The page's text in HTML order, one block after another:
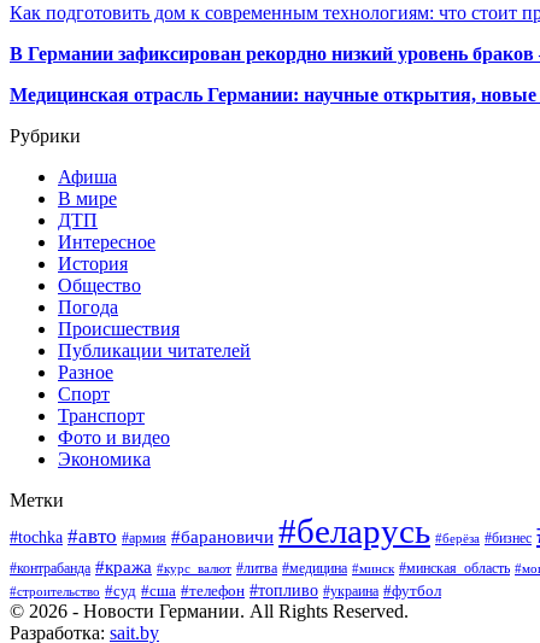
Как подготовить дом к современным технологиям: что стоит
В Германии зафиксирован рекордно низкий уровень
Медицинская отрасль Германии: научные открытия, новые
Рубрики
Афиша
В мире
ДТП
Интересное
История
Общество
Погода
Происшествия
Публикации читателей
Разное
Спорт
Транспорт
Фото и видео
Экономика
Метки
#tochka #авто #армия #барановичи #беларусь #берёза #бизнес
#контрабанда #кража #курс_валют #литва #медицина #минск #минская_область
#строительство #суд #сша #телефон #топливо #украина #футбол
© 2026 - Новости Германии. All Rights Reserved.
Разработка: sait.by